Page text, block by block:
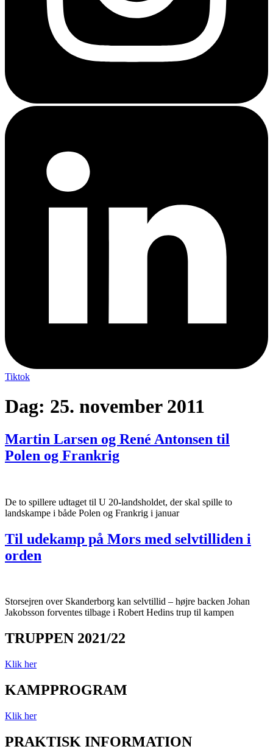
Tiktok
Dag: 25. november 2011
Martin Larsen og René Antonsen til
Polen og Frankrig
De to spillere udtaget til U 20-landsholdet, der skal spille to
landskampe i både Polen og Frankrig i januar
Til udekamp på Mors med selvtilliden i
orden
Storsejren over Skanderborg kan selvtillid – højre backen Johan
Jakobsson forventes tilbage i Robert Hedins trup til kampen
TRUPPEN 2021/22
Klik her
KAMPPROGRAM
Klik her
PRAKTISK INFORMATION